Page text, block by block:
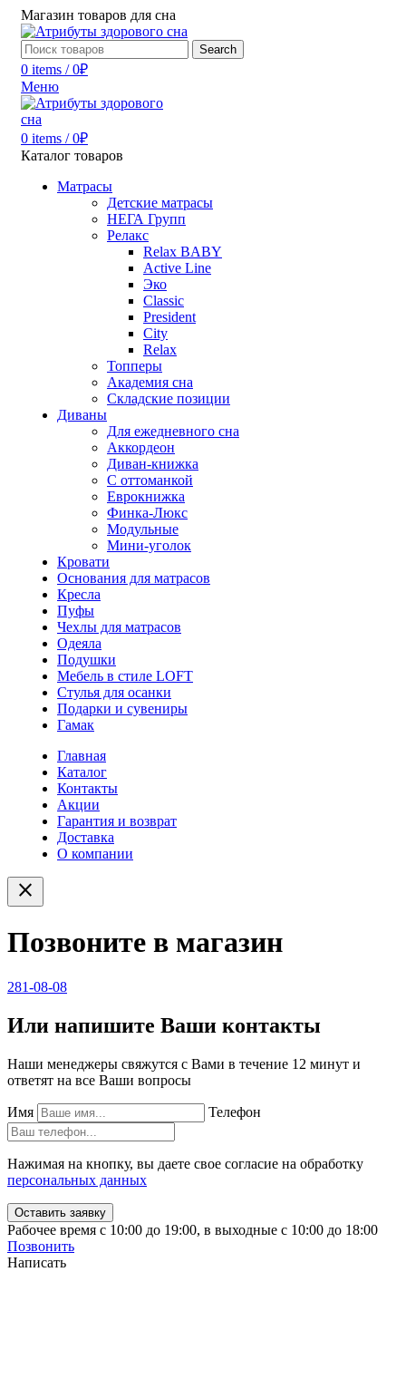
Магазин товаров для сна
Search
0 items / 0₽
Меню
0 items / 0₽
Каталог товаров
Матрасы
Детские матрасы
НЕГА Групп
Релакс
Relax BABY
Active Line
Эко
Classic
President
City
Relax
Топперы
Академия сна
Складские позиции
Диваны
Для ежедневного сна
Аккордеон
Диван-книжка
С оттоманкой
Еврокнижка
Финка-Люкс
Модульные
Мини-уголок
Кровати
Основания для матрасов
Кресла
Пуфы
Чехлы для матрасов
Одеяла
Подушки
Мебель в стиле LOFT
Стулья для осанки
Подарки и сувениры
Гамак
Главная
Каталог
Контакты
Акции
Гарантия и возврат
Доставка
О компании
close
Позвоните в магазин
281-08-08
Или напишите Ваши контакты
Наши менеджеры свяжутся с Вами в течение 12 минут и
ответят на все Ваши вопросы
Имя Телефон
Нажимая на кнопку, вы даете свое согласие на обработку
персональных данных
Рабочее время с 10:00 до 19:00, в выходные с 10:00 до 18:00
Позвонить
Написать